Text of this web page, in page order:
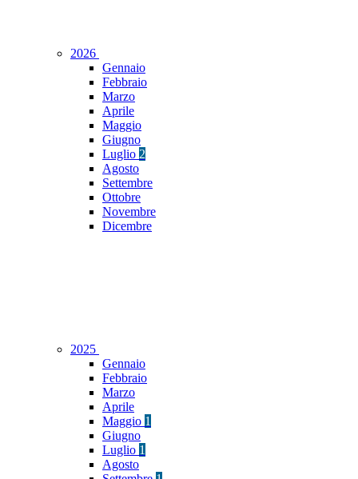
2026
Gennaio
Febbraio
Marzo
Aprile
Maggio
Giugno
Luglio 2
Agosto
Settembre
Ottobre
Novembre
Dicembre
2025
Gennaio
Febbraio
Marzo
Aprile
Maggio 1
Giugno
Luglio 1
Agosto